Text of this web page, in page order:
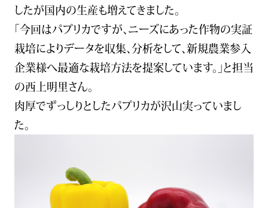
会社概要
採用情報
IR情報
アーカイブス
したが国内の生産も増えてきました。
「今回はパプリカですが、ニーズにあった作物の実証
栽培によりデータを収集、分析をして、新規農業参入
企業様へ最適な栽培方法を提案しています。」と担当
の西上明里さん。
肉厚でずっしりとしたパプリカが沢山実っていまし
た。